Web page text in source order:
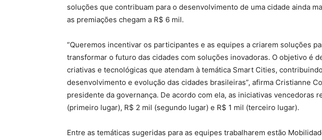
soluções que contribuam para o desenvolvimento de uma cidade ainda
as premiações chegam a R$ 6 mil.
“Queremos incentivar os participantes e as equipes a criarem soluções
transformar o futuro das cidades com soluções inovadoras. O objetivo é
criativas e tecnológicas que atendam à temática Smart Cities,
desenvolvimento e evolução das cidades brasileiras”, afirma Cristianne
presidente da governança. De acordo com ela, as iniciativas vencedoras
(primeiro lugar), R$ 2 mil (segundo lugar) e R$ 1 mil (terceiro lugar).
Entre as temáticas sugeridas para as equipes trabalharem estão